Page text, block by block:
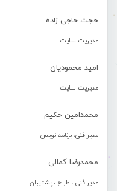
حجت حاجی زاده
مدیریت سایت
امید محمودیان
مدیریت سایت
محمدامین حکیم
مدیر فنی، برنامه نویس
محمدرضا کمالی
مدیر فنی ، طراح ، پشتیبان